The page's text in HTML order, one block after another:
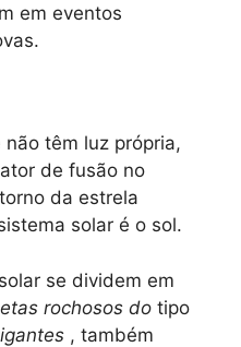
em eventos
têm luz própria,
de fusão no
da estrela
solar é o sol.
se dividem em
rochosos do tipo
, também